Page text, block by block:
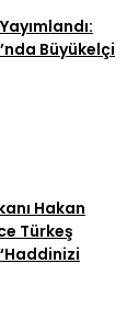
Büyükelçi
Hakan
Türkeş